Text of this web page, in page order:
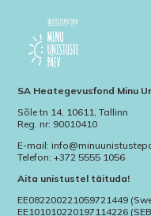
SA Heategevusfond Minu
Sõle tn 14, 10611, Tallinn
Reg. nr: 90010410
E-mail:
Telefon: +372 5555 1056
Aita unistustel täituda!
EE082200221059721449
EE101010220197114226